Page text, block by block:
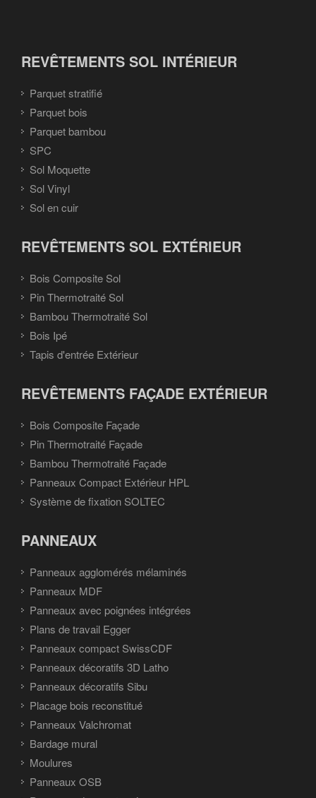
REVÊTEMENTS SOL INTÉRIEUR
Parquet stratifié
Parquet bois
Parquet bambou
SPC
Sol Moquette
Sol Vinyl
Sol en cuir
REVÊTEMENTS SOL EXTÉRIEUR
Bois Composite Sol
Pin Thermotraité Sol
Bambou Thermotraité Sol
Bois Ipé
Tapis d'entrée Extérieur
REVÊTEMENTS FAÇADE EXTÉRIEUR
Bois Composite Façade
Pin Thermotraité Façade
Bambou Thermotraité Façade
Panneaux Compact Extérieur HPL
Système de fixation SOLTEC
PANNEAUX
Panneaux agglomérés mélaminés
Panneaux MDF
Panneaux avec poignées intégrées
Plans de travail Egger
Panneaux compact SwissCDF
Panneaux décoratifs 3D Latho
Panneaux décoratifs Sibu
Placage bois reconstitué
Panneaux Valchromat
Bardage mural
Moulures
Panneaux OSB